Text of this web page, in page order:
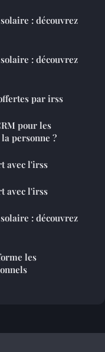
: découvrez
: découvrez
par irss
pour les
personne ?
avec l'irss
avec l'irss
: découvrez
les